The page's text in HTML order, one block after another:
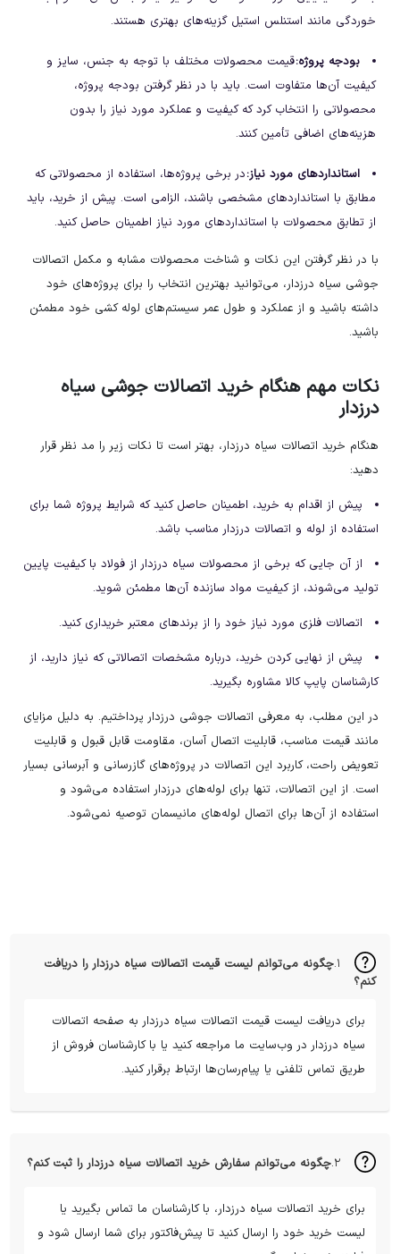
خوردگی مانند استنلس استیل گزینه‌های بهتری هستند.
بودجه پروژه:قیمت محصولات مختلف با توجه به جنس، سایز و
کیفیت آن‌ها متفاوت است. باید با در نظر گرفتن بودجه پروژه،
محصولاتی را انتخاب کرد که کیفیت و عملکرد مورد نیاز را بدون
هزینه‌های اضافی تأمین کنند.
استانداردهای مورد نیاز:در برخی پروژه‌ها، استفاده از محصولاتی که
مطابق با استانداردهای مشخصی باشند، الزامی است. پیش از خرید، باید
از تطابق محصولات با استانداردهای مورد نیاز اطمینان حاصل کنید.
با در نظر گرفتن این نکات و شناخت محصولات مشابه و مکمل اتصالات
جوشی سیاه درزدار، می‌توانید بهترین انتخاب را برای پروژه‌های خود
داشته باشید و از عملکرد و طول عمر سیستم‌های لوله کشی خود مطمئن
باشید.
نکات مهم هنگام خرید اتصالات جوشی سیاه
درزدار
هنگام خرید اتصالات سیاه درزدار، بهتر است تا نکات زیر را مد نظر قرار
دهید:
پیش از اقدام به خرید، اطمینان حاصل کنید که شرایط پروژه شما برای
استفاده از لوله و اتصالات درزدار مناسب باشد.
از آن جایی که برخی از محصولات سیاه درزدار از فولاد با کیفیت پایین
تولید می‌شوند، از کیفیت مواد سازنده آن‌ها مطمئن شوید.
اتصالات فلزی مورد نیاز خود را از برندهای معتبر خریداری کنید.
پیش از نهایی کردن خرید، درباره مشخصات اتصالاتی که نیاز دارید، از
کارشناسان پایپ کالا مشاوره بگیرید.
در این مطلب، به معرفی اتصالات جوشی درزدار پرداختیم. به دلیل مزایای
مانند قیمت مناسب، قابلیت اتصال آسان، مقاومت قابل قبول و قابلیت
تعویض راحت، کاربرد این اتصالات در پروژه‌های گازرسانی و آبرسانی بسیار
است. از این اتصالات، تنها برای لوله‌های درزدار استفاده می‌شود و
استفاده از آن‌ها برای اتصال لوله‌های مانیسمان توصیه نمی‌شود.
چگونه می‌توانم لیست قیمت اتصالات سیاه درزدار را دریافت
کنم؟
برای دریافت لیست قیمت اتصالات سیاه درزدار به صفحه اتصالات
سیاه درزدار در وب‌سایت ما مراجعه کنید یا با کارشناسان فروش از
طریق تماس تلفنی یا پیام‌رسان‌ها ارتباط برقرار کنید.
چگونه می‌توانم سفارش خرید اتصالات سیاه درزدار را ثبت کنم؟
برای خرید اتصالات سیاه درزدار، با کارشناسان ما تماس بگیرید یا
لیست خرید خود را ارسال کنید تا پیش‌فاکتور برای شما ارسال شود و